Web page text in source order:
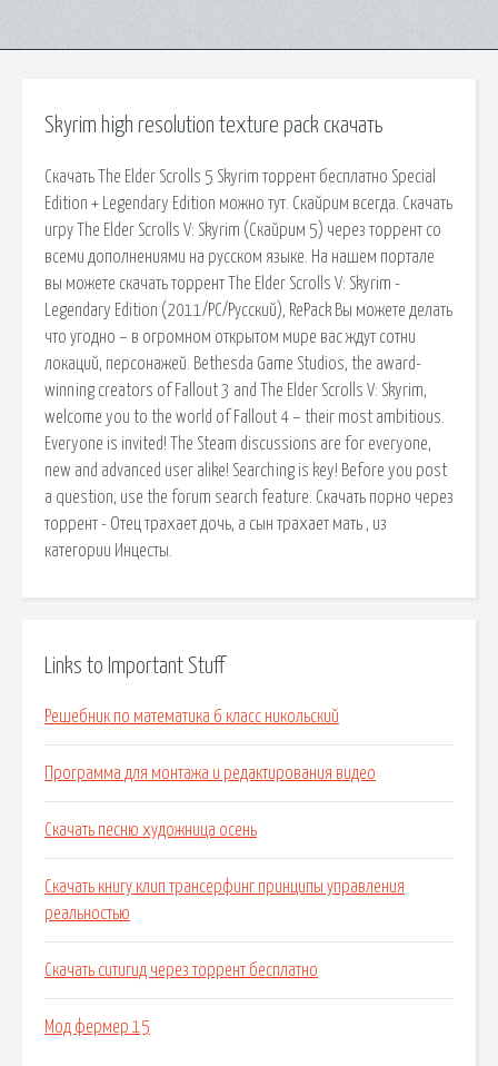
Skyrim high resolution texture pack скачать
Скачать The Elder Scrolls 5 Skyrim торрент бесплатно Special
Edition + Legendary Edition можно тут. Скайрим всегда. Скачать
игру The Elder Scrolls V: Skyrim (Скайрим 5) через торрент со
всеми дополнениями на русском языке. На нашем портале
вы можете скачать торрент The Elder Scrolls V: Skyrim -
Legendary Edition (2011/PC/Русский), RePack Вы можете делать
что угодно – в огромном открытом мире вас ждут сотни
локаций, персонажей. Bethesda Game Studios, the award-
winning creators of Fallout 3 and The Elder Scrolls V: Skyrim,
welcome you to the world of Fallout 4 – their most ambitious.
Everyone is invited! The Steam discussions are for everyone,
new and advanced user alike! Searching is key! Before you post
a question, use the forum search feature. Скачать порно через
торрент - Отец трахает дочь, а сын трахает мать , из
категории Инцесты.
Links to Important Stuff
Решебник по математика 6 класс никольский
Программа для монтажа и редактирования видео
Скачать песню художница осень
Скачать книгу клип трансерфинг принципы управления
реальностью
Скачать ситигид через торрент бесплатно
Мод фермер 15